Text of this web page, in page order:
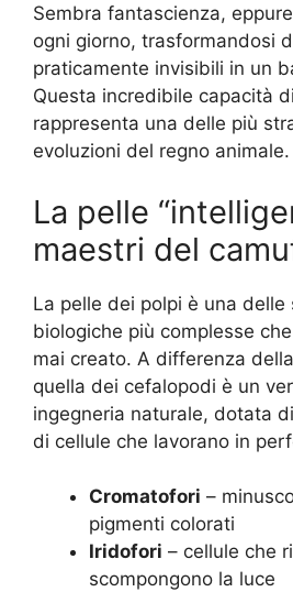
Sembra fantascienza,
ogni giorno, trasformandosi
praticamente invisibili in un
Questa incredibile capacità
rappresenta una delle più
evoluzioni del regno animale.
La pelle
maestri del
La pelle dei polpi è una delle
biologiche più complesse
mai creato. A differenza
quella dei cefalopodi è un
ingegneria naturale, dotata
di cellule che lavorano in
Cromatofori –
pigmenti colorati
Iridofori – cellule che
scompongono la luce